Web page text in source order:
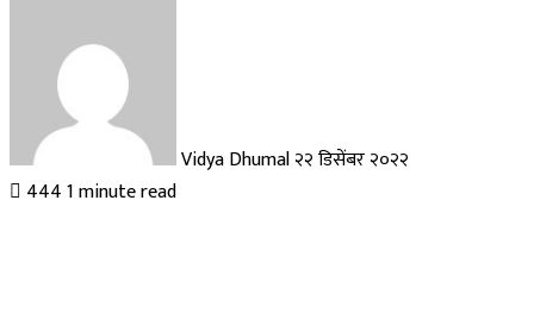
Vidya Dhumal२२ डिसेंबर २०२२
4441 minute read